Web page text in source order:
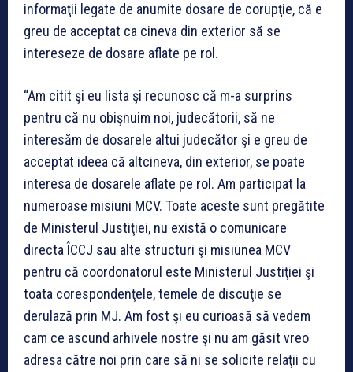
informaţii legate de anumite dosare de corupţie, că e
greu de acceptat ca cineva din exterior să se
intereseze de dosare aflate pe rol.
“Am citit şi eu lista şi recunosc că m-a surprins
pentru că nu obişnuim noi, judecătorii, să ne
interesăm de dosarele altui judecător şi e greu de
acceptat ideea că altcineva, din exterior, se poate
interesa de dosarele aflate pe rol. Am participat la
numeroase misiuni MCV. Toate aceste sunt pregătite
de Ministerul Justiţiei, nu există o comunicare
directa ÎCCJ sau alte structuri şi misiunea MCV
pentru că coordonatorul este Ministerul Justiţiei şi
toata corespondenţele, temele de discuţie se
derulază prin MJ. Am fost şi eu curioasă să vedem
cam ce ascund arhivele nostre şi nu am găsit vreo
adresa către noi prin care să ni se solicite relaţii cu